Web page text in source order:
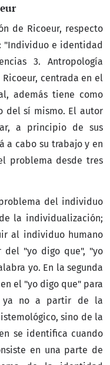
de Ricoeur, respecto
"Individuo e identidad
3. Antropología
centrada en el
además tiene como
del sí mismo. El autor
a principio de sus
a cabo su trabajo y en
problema desde tres
del individuo
la individualización;
al individuo humano
del "yo digo que", "yo
yo. En la segunda
el "yo digo que" para
ya no a partir de la
sino de la
se identifica cuando
en una parte de